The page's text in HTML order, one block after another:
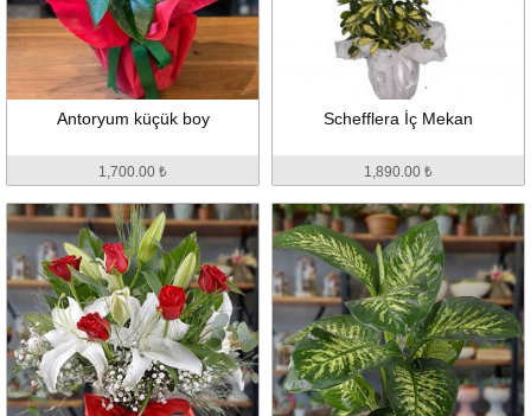
Antoryum küçük boy
1,700.00 ₺
Schefflera İç Mekan
1,890.00 ₺